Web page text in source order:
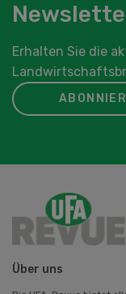
Erhalten Sie die
Über uns